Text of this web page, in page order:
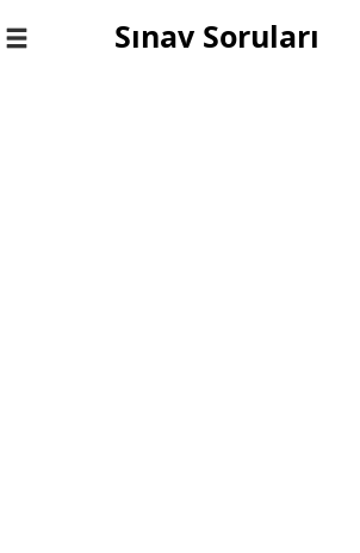
Toggle
Sınav Soruları